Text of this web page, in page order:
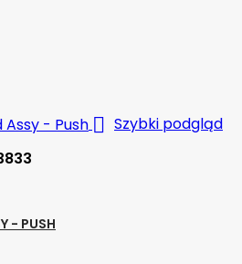
 Szybki podgląd
- PUSH